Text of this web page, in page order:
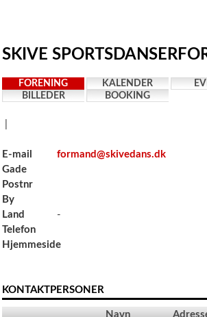
SKIVE
FORENING KALENDER
BILLEDER
BOOKING
E-mail
formand@skivedans.dk
Gade
Postnr
By
Land
-
Telefon
Hjemmeside
KONTAKTPERSONER
Navn